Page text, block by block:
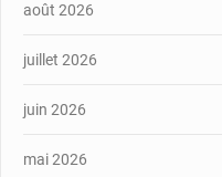
août 2026
juillet 2026
juin 2026
mai 2026